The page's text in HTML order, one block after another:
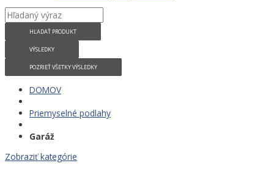
HĽADAŤ PRODUKT
VÝSLEDKY
POZRIEŤ VŠETKY VÝSLEDKY
DOMOV
Priemyselné podlahy
Garáž
Zobraziť kategórie